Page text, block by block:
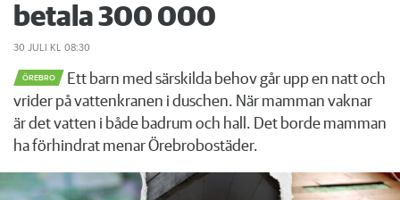
betala 300 000
30 JULI KL 08:30
ÖREBRO
Ett barn med särskilda behov går upp en natt och
vrider på vattenkranen i duschen. När mamman vaknar
är det vatten i både badrum och hall. Det borde mamman
ha förhindrat menar Örebrobostäder.